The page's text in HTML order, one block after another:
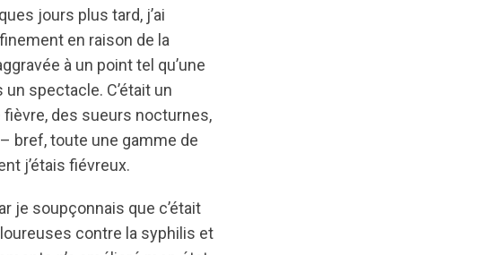
jours plus tard, j’ai
en raison de la
à un point tel qu’une
spectacle. C’était un
des sueurs nocturnes,
bref, toute une gamme de
j’étais fiévreux.
je soupçonnais que c’était
contre la syphilis et